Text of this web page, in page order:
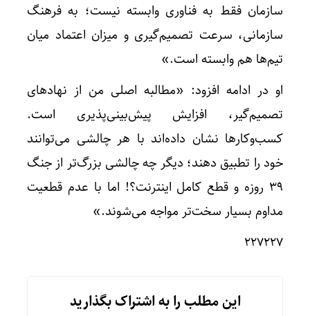
سازمان فقط به فناوری وابسته نیست؛ به فرهنگ
سازمانی، سرعت تصمیم‌گیری و میزان اعتماد میان
تیم‌ها هم وابسته است.»
او در ادامه افزود: «مطالبه اصلی من از نهادهای
تصمیم‌گیر، افزایش پیش‌بینی‌پذیری است.
کسب‌وکارها نشان داده‌اند با هر چالشی می‌توانند
خود را تطبیق دهند؛ دیگر چه چالشی بزرگ‌تر از جنگ
۳۹ روزه و قطع کامل اینترنت؟! اما با عدم قطعیت
مداوم بسیار سخت‌تر مواجه می‌شوند.»
۲۲۷۲۲۷
این مطلب را به اشتراک بگذارید